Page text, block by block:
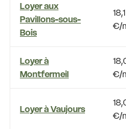
Loyer aux
Pavillons-sous-
Bois
18,1
€/
Loyer à
Montfermeil
€/
Loyer à Vaujours
€/